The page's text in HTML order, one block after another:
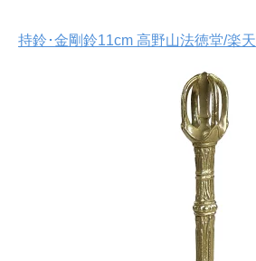
持鈴･金剛鈴11cm 高野山法徳堂/楽天